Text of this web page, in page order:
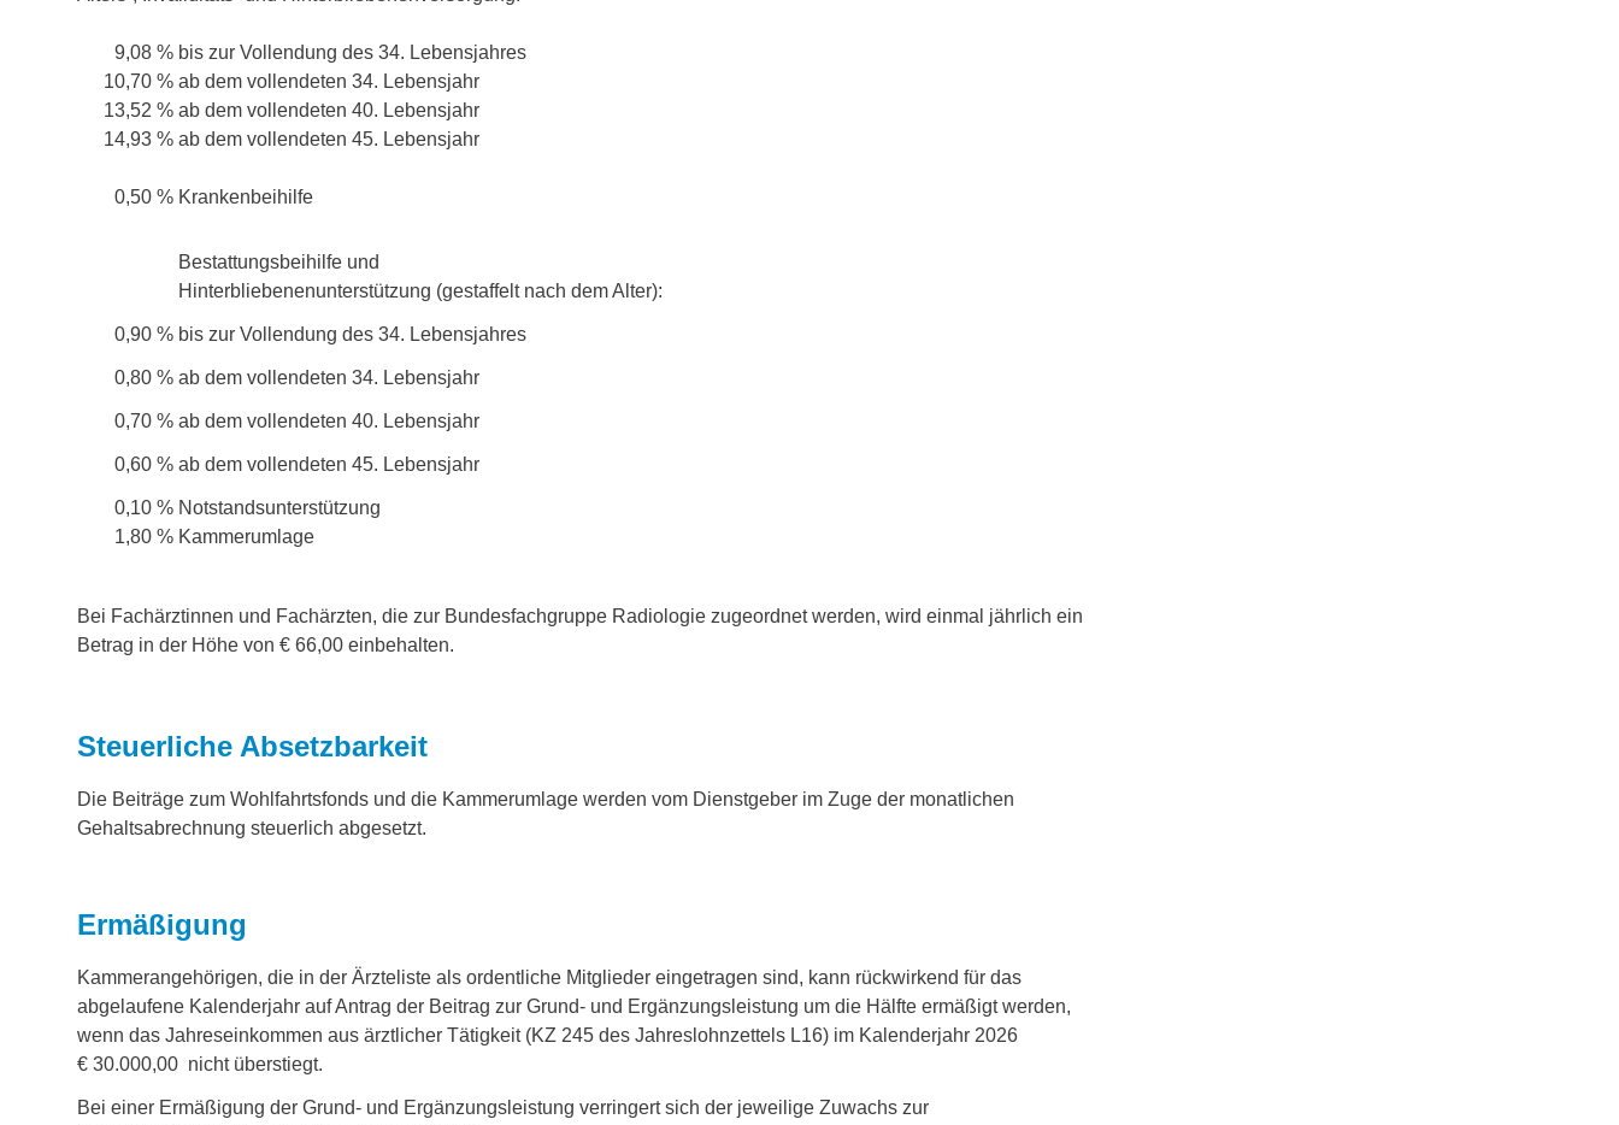
9,08 % bis zur Vollendung des 34. Lebensjahres
10,70 % ab dem vollendeten 34. Lebensjahr
13,52 % ab dem vollendeten 40. Lebensjahr
14,93 % ab dem vollendeten 45. Lebensjahr
0,50 % Krankenbeihilfe
0,90 %
0,80 %
0,70 %
0,60 %
0,10 %
Bestattungsbeihilfe und
Hinterbliebenenunterstützung (gestaffelt nach dem Alter):
bis zur Vollendung des 34. Lebensjahres
ab dem vollendeten 34. Lebensjahr
ab dem vollendeten 40. Lebensjahr
ab dem vollendeten 45. Lebensjahr
Notstandsunterstützung
1,80 % Kammerumlage
Bei Fachärztinnen und Fachärzten, die zur Bundesfachgruppe Radiologie zugeordnet werden, wird einmal jährlich ein
Betrag in der Höhe von € 66,00 einbehalten.
Steuerliche Absetzbarkeit
Die Beiträge zum Wohlfahrtsfonds und die Kammerumlage werden vom Dienstgeber im Zuge der monatlichen
Gehaltsabrechnung steuerlich abgesetzt.
Ermäßigung
Kammerangehörigen, die in der Ärzteliste als ordentliche Mitglieder eingetragen sind, kann rückwirkend für das
abgelaufene Kalenderjahr auf Antrag der Beitrag zur Grund- und Ergänzungsleistung um die Hälfte ermäßigt werden,
wenn das Jahreseinkommen aus ärztlicher Tätigkeit (KZ 245 des Jahreslohnzettels L16) im Kalenderjahr 2026
€ 30.000,00 nicht überstiegt.
Bei einer Ermäßigung der Grund- und Ergänzungsleistung verringert sich der jeweilige Zuwachs zur